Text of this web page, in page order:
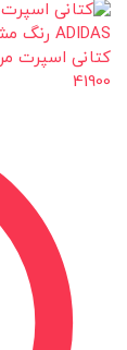
41900